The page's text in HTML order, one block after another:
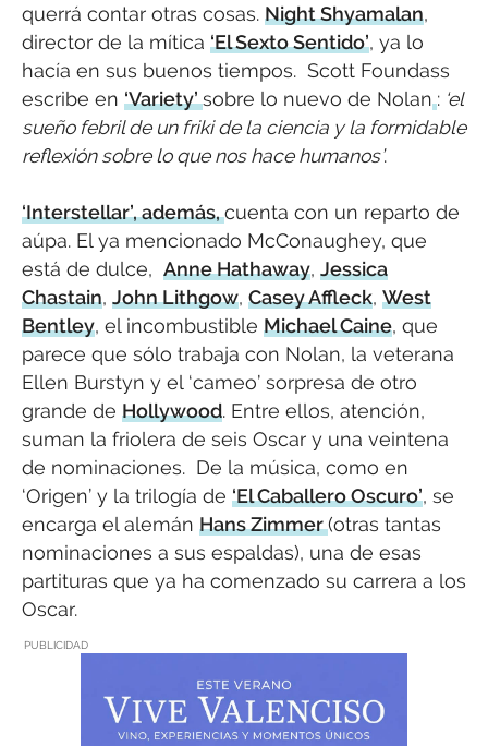
querrá contar otras cosas. Night Shyamalan,
director de la mítica ‘El Sexto Sentido’, ya lo
hacía en sus buenos tiempos. Scott Foundass
escribe en ‘Variety’sobre lo nuevo de Nolan : ‘el
sueño febril de un friki de la ciencia y la formidable
reflexión sobre lo que nos hace humanos’.
‘Interstellar’, además,cuenta con un reparto de
aúpa. El ya mencionado McConaughey, que
está de dulce, Anne Hathaway, Jessica
Chastain, John Lithgow, Casey Affleck, West
Bentley, el incombustible Michael Caine, que
parece que sólo trabaja con Nolan, la veterana
Ellen Burstyn y el ‘cameo’ sorpresa de otro
grande de Hollywood. Entre ellos, atención,
suman la friolera de seis Oscar y una veintena
de nominaciones. De la música, como en
‘Origen’ y la trilogía de ‘El Caballero Oscuro’, se
encarga el alemán Hans Zimmer(otras tantas
nominaciones a sus espaldas), una de esas
partituras que ya ha comenzado su carrera a los
Oscar.
PUBLICIDAD